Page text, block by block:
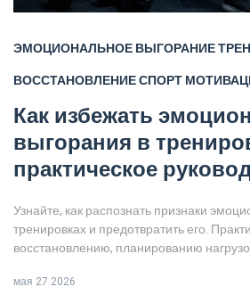
ЭМОЦИОНАЛЬНОЕ ВЫГОРАНИЕ
ВОССТАНОВЛЕНИЕСПОРТ
Как избежать
выгорания в
практическое
Узнайте, как распознать признаки
тренировках и предотвратить его.
восстановлению, планированию
мая 27 2026